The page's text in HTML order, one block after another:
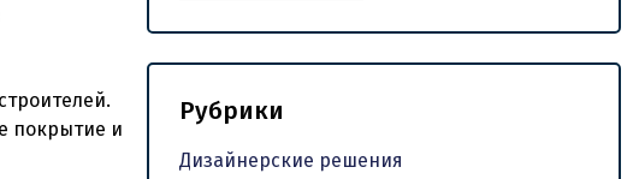
покрытие и
Рубрики
Дизайнерские решения